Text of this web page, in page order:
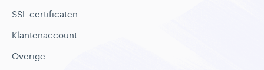
SSL certificaten
Klantenaccount
Overige